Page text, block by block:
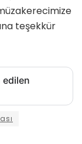
teşekkür
edilen